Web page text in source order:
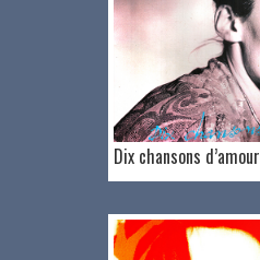
Dix chansons d’amour